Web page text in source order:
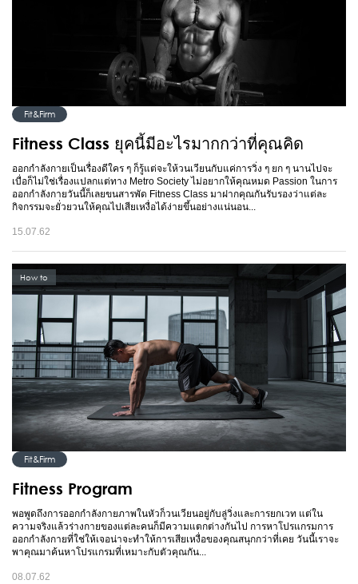
Fit&Firm
Fitness Class ยุคนี้มีอะไรมากกว่าที่คุณคิด
ออกกำลังกายเป็นเรื่องดีใคร ๆ ก็รู้แต่จะให้วนเวียนกับแค่การวิ่ง ๆ ยก ๆ นานไปจะ
เบื่อก็ไม่ใช่เรื่องแปลกแต่ทาง Metro Society ไม่อยากให้คุณหมด Passion ในการ
ออกกำลังกายวันนี้ก็เลยขนสารพัด Fitness Class มาฝากคุณกันรับรองว่าแต่ละ
กิจกรรมจะยั่วยวนให้คุณไปเสียเหงื่อได้ง่ายขึ้นอย่างแน่นอน...
15.07.62
How to
Fit&Firm
Fitness Program
พอพูดถึงการออกกำลังกายภาพในหัวก็วนเวียนอยู่กับลู่วิ่งและการยกเวท แต่ใน
ความจริงแล้วร่างกายของแต่ละคนก็มีความแตกต่างกันไป การหาโปรแกรมการ
ออกกำลังกายที่ใช่ให้เจอน่าจะทำให้การเสียเหงื่อของคุณสนุกกว่าที่เคย วันนี้เราจะ
พาคุณมาค้นหาโปรแกรมที่เหมาะกับตัวคุณกัน...
08.07.62